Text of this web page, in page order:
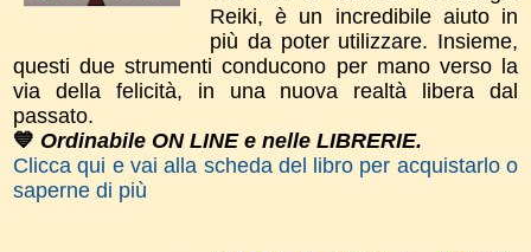
Reiki, è un incredibile aiuto in
più da poter utilizzare. Insieme,
questi due strumenti conducono per mano verso la
via della felicità, in una nuova realtà libera dal
passato.
💙 Ordinabile ON LINE e nelle LIBRERIE.
Clicca qui e vai alla scheda del libro per acquistarlo o
saperne di più